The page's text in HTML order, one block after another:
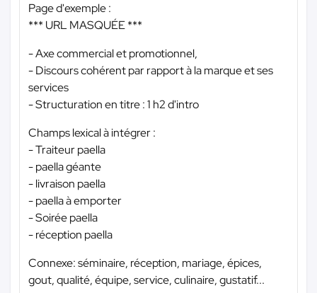
Page d'exemple :
*** URL MASQUÉE ***
- Axe commercial et promotionnel,
- Discours cohérent par rapport à la marque et ses
services
- Structuration en titre : 1 h2 d'intro
Champs lexical à intégrer :
- Traiteur paella
- paella géante
- livraison paella
- paella à emporter
- Soirée paella
- réception paella
Connexe: séminaire, réception, mariage, épices,
gout, qualité, équipe, service, culinaire, gustatif...